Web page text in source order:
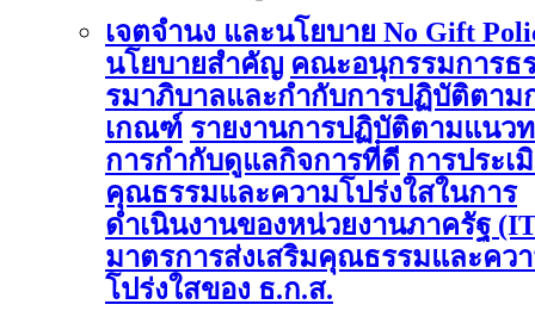
เจตจำนง และนโยบาย No Gift
นโยบายสำคัญ คณะอนุกรรมการธ
รมาภิบาลและกำกับการปฏิบัติตาม
เกณฑ์ รายงานการปฏิบัติตามแนว
การกำกับดูแลกิจการที่ดี การประเ
คุณธรรมและความโปร่งใสในการ
ดำเนินงานของหน่วยงานภาครัฐ
มาตรการส่งเสริมคุณธรรมและคว
โปร่งใสของ ธ.ก.ส.